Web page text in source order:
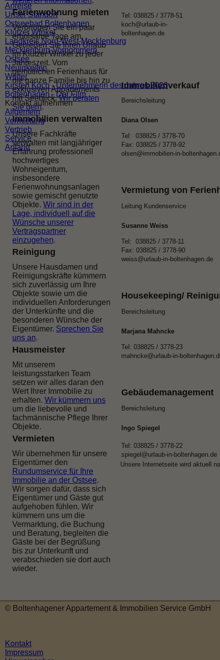
Anreise
Unser Standort
Ostseebad Boltenhagen
Klützer Winkel
Landkreis Nord-West-Mecklenburg
Mecklenburg-Vorpommern
Ostsee
Neuigkeiten
Wetter
Kirsten Koch - Unternehmerin des Jahres 2023
Boltenhagen - Der Film
Kontakt aufnehmen
Allgemein
Vermietung
Vertrieb
Service
Anfahrt
Ferienwohnung mieten
Verbringen Sie ein paar
erholsame Tage am.
Genießen Sie Ihren Urlaub
im Klützer Winkel zu jeder
Jahreszeit. Vom
gemütlichen Ferienhaus für
die ganze Familie bis hin zu
exklusiven Appartements
mit Seeblick.Wir beraten
Sie gern.
Immobilien verwalten
Unsere Fachkräfte
verwalten mit langjähriger
Erfahrung professionell
hochwertiges
Wohneigentum,
insbesondere
Ferienwohnungsanlagen
sowie gemischt genutzte
Objekte. Wir sind in der
Lage, individuell auf die
Wünsche unserer
Vertragspartner
einzugehen.
Reinigung
Unsere Hausdamen und
Reinigungskräfte kümmern
sich zuverlässig um Ihre
Objekte sowie um die
individuellen Anforderungen
der Unterkünfte und die
besonderen Wünsche der
Eigentümer. Sprechen Sie
uns an.
Hausmeister
Mit unserem
leistungsstarken Team
setzen wir alles daran den
Wert Ihrer Immobilie zu
erhalten. Wir kümmern uns
um die liebevolle und
fachmännische Pflege Ihrer
Objekte.
Vermieten
Wir übernehmen für unsere
Eigentümer den
Rundumservice für Ihre
Immobilie an der Ostsee.
Wir sorgen dafür, dass sich
Eigentümer und Gäste gut
aufgehoben fühlen. Wir
kümmern uns um die
Vermarktung, die Buchung
und Beratung, begleiten die
Gäste bei der Begrüßung
bis zur Unterkunft und
verabschieden sie dort auch
wieder.
Tel: 038825 / 3778-51
koch@urlaub-in-
boltenhagen.de
Immobilienverkauf
Bereichsleitung
Diana Olsen
Tel: 038825 / 3778-70
Fax: 038825 / 3778-92
olsen@immobilien-in-
Vermietung von
Leitung Kundenservice
Susanne Weiss
Tel: 038825 / 3778-11
Fax: 038825 / 3778-90
weiss@urlaub-in-boltenhagen.de
Housekeeping/
Bereichsleitung
Marjana Mahncke
Tel: 038825 / 3778-23
mahncke@urlaub-in-
Gebäudemanagement
Bereichsleitung
Ingo Spiegel
Tel: 038825 / 3778-22
spiegel@urlaub-in-boltenhagen.de
Unsere Internetseite wird aktuell
© Boltenhagener Appartement & Immobilien Service GmbH
Kontakt
Impressum